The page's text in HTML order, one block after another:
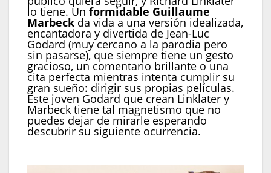
lo tiene. Un formidable Guillaume
Marbeck da vida a una versión idealizada,
encantadora y divertida de Jean-Luc
Godard (muy cercano a la parodia pero
sin pasarse), que siempre tiene un gesto
gracioso, un comentario brillante o una
cita perfecta mientras intenta cumplir su
gran sueño: dirigir sus propias películas.
Este joven Godard que crean Linklater y
Marbeck tiene tal magnetismo que no
puedes dejar de mirarle esperando
descubrir su siguiente ocurrencia.